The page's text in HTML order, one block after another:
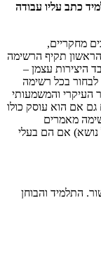
כתב עליו עבודה
מחקריים,
הראשון תקיף הרשימה
– מלבד היצירות עצמן –
120 עמודים. יש לבחור בכל רשימה
העיקרי והמשמעותי
אם הוא עוסק כולו
מאמרים
נושא) אם הם בעלי
התלמיד והבוחן